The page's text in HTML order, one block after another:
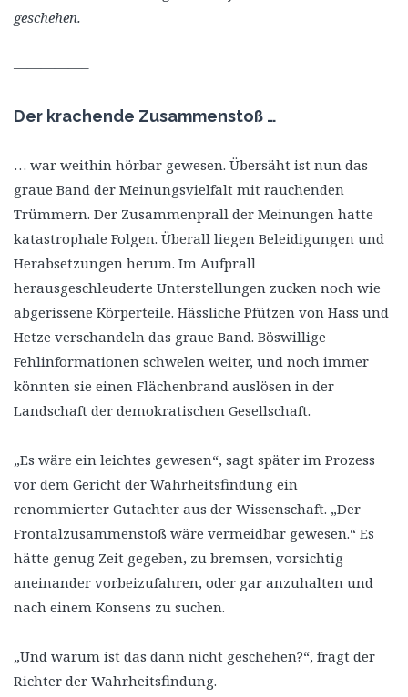
geschehen.
—————–
Der krachende Zusammenstoß …
… war weithin hörbar gewesen. Übersäht ist nun das
graue Band der Meinungsvielfalt mit rauchenden
Trümmern. Der Zusammenprall der Meinungen hatte
katastrophale Folgen. Überall liegen Beleidigungen und
Herabsetzungen herum. Im Aufprall
herausgeschleuderte Unterstellungen zucken noch wie
abgerissene Körperteile. Hässliche Pfützen von Hass und
Hetze verschandeln das graue Band. Böswillige
Fehlinformationen schwelen weiter, und noch immer
könnten sie einen Flächenbrand auslösen in der
Landschaft der demokratischen Gesellschaft.
„Es wäre ein leichtes gewesen“, sagt später im Prozess
vor dem Gericht der Wahrheitsfindung ein
renommierter Gutachter aus der Wissenschaft. „Der
Frontalzusammenstoß wäre vermeidbar gewesen.“ Es
hätte genug Zeit gegeben, zu bremsen, vorsichtig
aneinander vorbeizufahren, oder gar anzuhalten und
nach einem Konsens zu suchen.
„Und warum ist das dann nicht geschehen?“, fragt der
Richter der Wahrheitsfindung.